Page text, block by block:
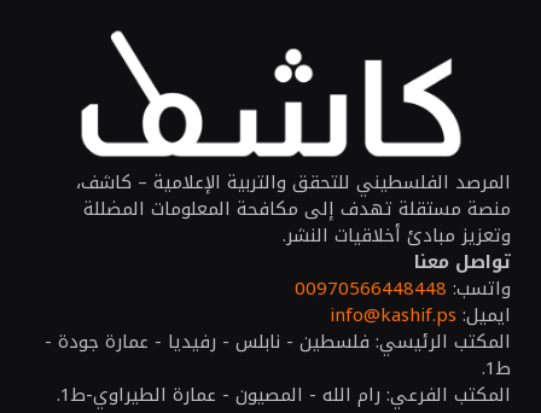
المرصد الفلسطيني للتحقق والتربية الإعلامية – كاشف،
منصة مستقلة تهدف إلى مكافحة المعلومات المضللة
وتعزيز مبادئ أخلاقيات النشر.
تواصل معنا
واتسب: 00970566448448
ايميل: info@kashif.ps
المكتب الرئيسي: فلسطين - نابلس - رفيديا - عمارة جودة -
ط1.
المكتب الفرعي: رام الله - المصيون - عمارة الطيراوي-ط1.